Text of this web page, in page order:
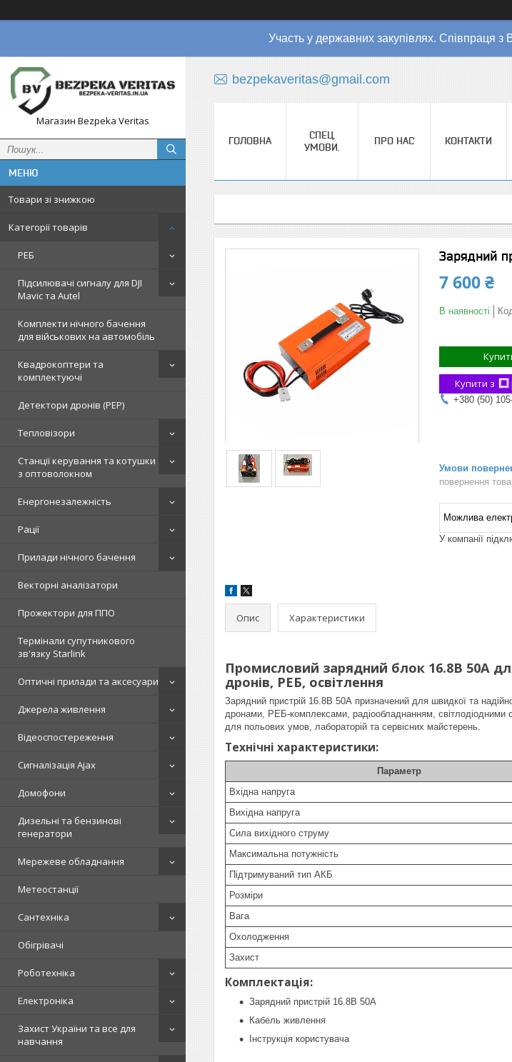
Участь у державних закупівлях. Співпраця
Магазин Bezpeka Veritas
Товари зі знижкою
Категорії товарів
РЕБ
Підсилювачі сигналу для DJI
Mavic та Autel
Комплекти нічного бачення
для військових на автомобіль
Квадрокоптери та
комплектуючі
Детектори дронів (РЕР)
Тепловізори
Станції керування та котушки
з оптоволокном
Енергонезалежність
Рації
Прилади нічного бачення
Векторні аналізатори
Прожектори для ППО
Термінали супутникового
зв'язку Starlink
Оптичні прилади та аксесуари
Джерела живлення
Відеоспостереження
Сигналізація Ajax
Домофони
Дизельні та бензинові
генератори
Мережеве обладнання
Метеостанції
Сантехніка
Обігрівачі
Роботехніка
Електроніка
Захист України та все для
навчання
bezpekaveritas@gmail.com
ГОЛОВНА
СПЕЦ.
УМОВИ.
ПРО НАС КОНТАКТИ
Зарядний
7 600 ₴
В наявності
Купити з
+380 (50)
повернення
У компанії
Опис Характеристики
Промисловий зарядний блок 16.8В 50А
дронів, РЕБ, освітлення
Зарядний пристрій 16.8В 50А призначений для швидкої та
дронами, РЕБ-комплексами, радіообладнанням, світлодіодними
для польових умов, лабораторій та сервісних майстерень.
Технічні характеристики:
Параметр
Вхідна напруга
Вихідна напруга
Сила вихідного струму
Максимальна потужність
Підтримуваний тип АКБ
Розміри
Вага
Охолодження
Захист
Комплектація:
Зарядний пристрій 16.8В 50А
Кабель живлення
Інструкція користувача